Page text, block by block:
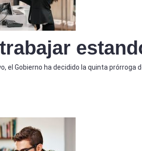
el Gobierno ha decidido la quinta prórroga